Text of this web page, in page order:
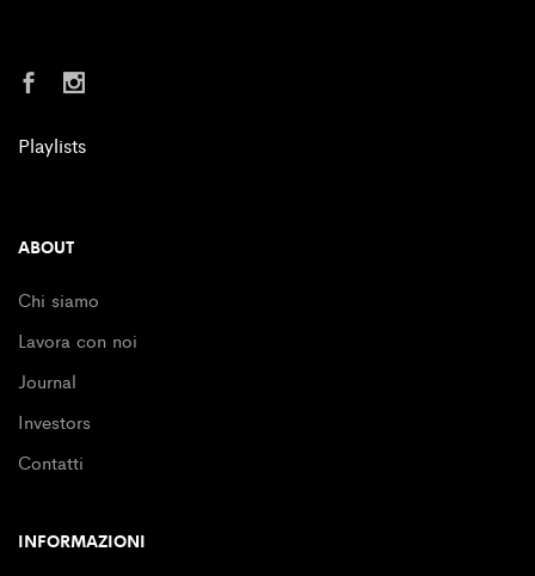
Playlists
ABOUT
Chi siamo
Lavora con noi
Journal
Investors
Contatti
INFORMAZIONI